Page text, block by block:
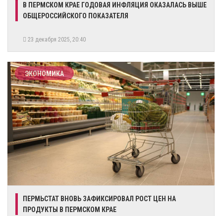
В ПЕРМСКОМ КРАЕ ГОДОВАЯ ИНФЛЯЦИЯ ОКАЗАЛАСЬ ВЫШЕ
ОБЩЕРОССИЙСКОГО ПОКАЗАТЕЛЯ
23 декабря 2025, 20:40
ЭКОНОМИКА
ПЕРМЬСТАТ ВНОВЬ ЗАФИКСИРОВАЛ РОСТ ЦЕН НА
ПРОДУКТЫ В ПЕРМСКОМ КРАЕ